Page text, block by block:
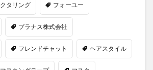
タリング フォーユー
プラナス株式会社
フレンドチャット ヘアスタイル